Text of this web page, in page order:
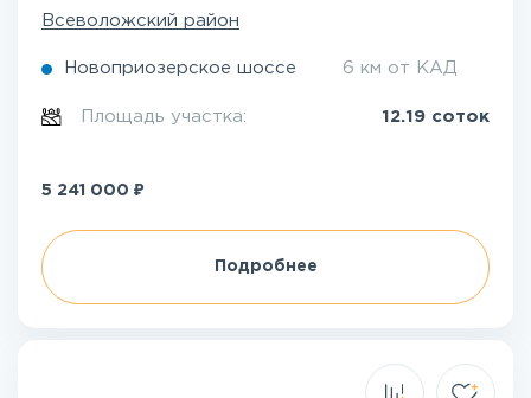
Всеволожский район
Новоприозерское шоссе 6 км от КАД
Площадь участка: 12.19 соток
5 241 000 ₽
Подробнее